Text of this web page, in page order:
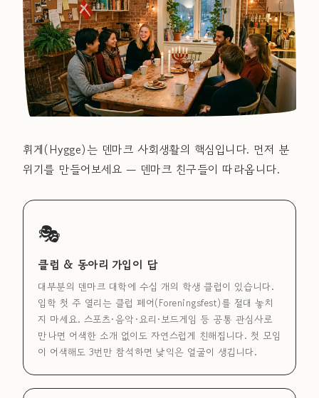
휘게(Hygge)는 덴마크 사회생활의 핵심입니다. 먼저 분
위기를 만들어보세요 — 덴마크 친구들이 따라옵니다.
🎭
클럽 & 동아리 가입이 답
대부분의 덴마크 대학에 수십 개의 학생 클럽이 있습니다.
입학 첫 주 열리는 클럽 페어(Foreningsfest)를 절대 놓치
지 마세요. 스포츠·음악·요리·보드게임 등 공통 관심사로
만나면 어색한 소개 없이도 자연스럽게 친해집니다. 첫 모임
이 어색해도 3번만 참석하면 낯익은 얼굴이 생깁니다.